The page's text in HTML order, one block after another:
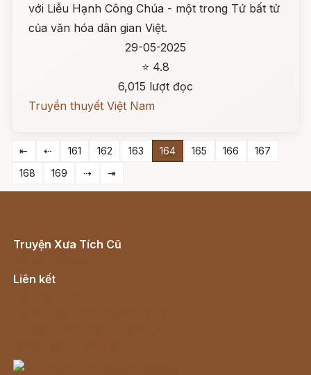
với Liễu Hạnh Công Chúa - một trong Tứ bất tử
của văn hóa dân gian Việt.
29-05-2025
⭐ 4.8
6,015 lượt đọc
Truyền thuyết Việt Nam
⇤ ⇠ 161 162 163 164 165 166
167
168
169 ⇢ ⇥
Truyện Xưa Tích Cũ
Liên kết